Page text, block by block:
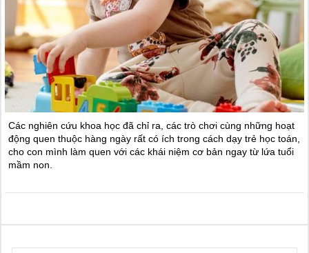
Các nghiên cứu khoa học đã chỉ ra, các trò chơi cùng những hoạt
động quen thuộc hàng ngày rất có ích trong cách dạy trẻ học toán,
cho con mình làm quen với các khái niệm cơ bản ngay từ lứa tuổi
mầm non.